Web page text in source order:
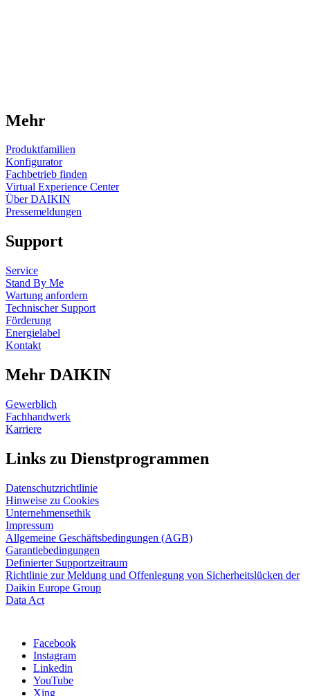
Mehr
Produktfamilien
Konfigurator
Fachbetrieb finden
Virtual Experience Center
Über DAIKIN
Pressemeldungen
Support
Service
Stand By Me
Wartung anfordern
Technischer Support
Förderung
Energielabel
Kontakt
Mehr DAIKIN
Gewerblich
Fachhandwerk
Karriere
Links zu Dienstprogrammen
Datenschutzrichtlinie
Hinweise zu Cookies
Unternehmensethik
Impressum
Allgemeine Geschäftsbedingungen (AGB)
Garantiebedingungen
Definierter Supportzeitraum
Richtlinie zur Meldung und Offenlegung von Sicherheitslücken der
Daikin Europe Group
Data Act
Facebook
Instagram
Linkedin
YouTube
Xing